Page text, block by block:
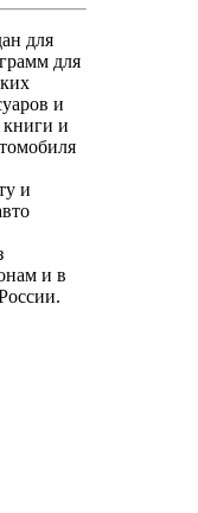
для
для
и
книги и
и
и в